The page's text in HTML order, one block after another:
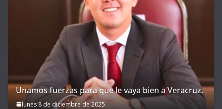
Unamos fuerzas para que le vaya bien a Veracruz.
lunes 8 de diciembre de 2025